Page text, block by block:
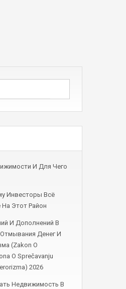
И Для Чего
Инвесторы Всё
Этот Район
И Дополнений В
Денег И
(Zakon O
O Sprečavanju
2026
Недвижимость В